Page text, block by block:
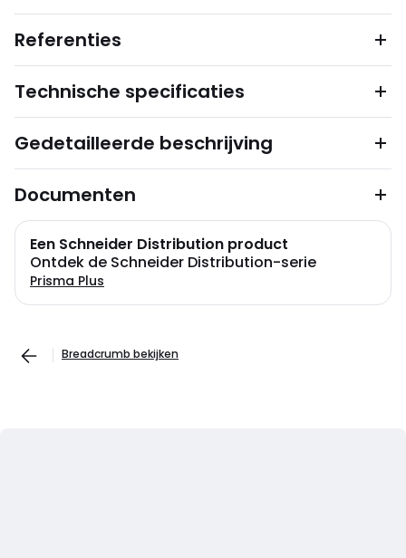
Referenties
Technische specificaties
Gedetailleerde beschrijving
Documenten
Een Schneider Distribution product
Ontdek de Schneider Distribution-serie
Prisma Plus
Breadcrumb bekijken